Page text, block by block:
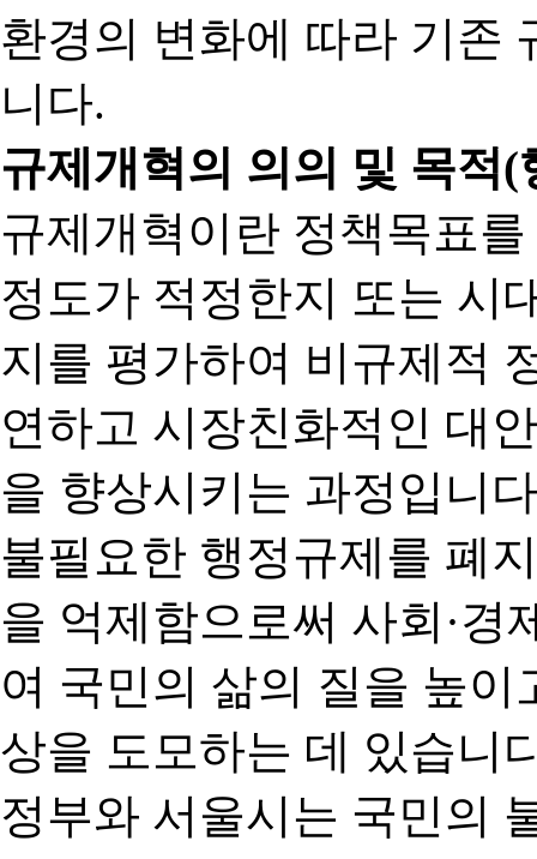
환경의 변화에 따라 기존
니다.
규제개혁의 의의 및 목적
규제개혁이란 정책목표
정도가 적정한지 또는 시
지를 평가하여 비규제적
연하고 시장친화적인 대
을 향상시키는 과정입니
불필요한 행정규제를 폐
을 억제함으로써 사회·경
여 국민의 삶의 질을 높
상을 도모하는 데 있습니
정부와 서울시는 국민의